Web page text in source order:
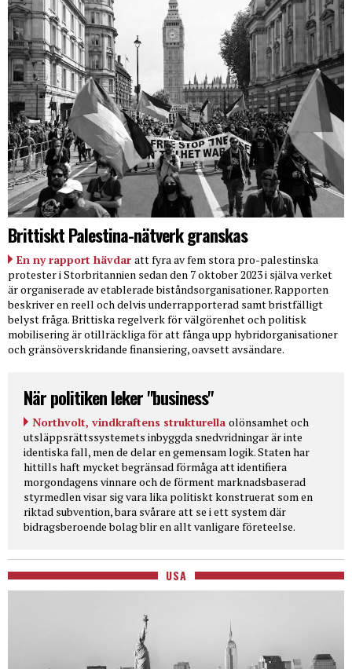
Brittiskt Palestina-nätverk granskas
En ny rapport hävdar att fyra av fem stora pro-palestinska
protester i Storbritannien sedan den 7 oktober 2023 i själva verket
är organiserade av etablerade biståndsorganisationer. Rapporten
beskriver en reell och delvis underrapporterad samt bristfälligt
belyst fråga. Brittiska regelverk för välgörenhet och politisk
mobilisering är otillräckliga för att fånga upp hybridorganisationer
och gränsöverskridande finansiering, oavsett avsändare.
När politiken leker "business"
Northvolt, vindkraftens strukturella olönsamhet och
utsläppsrättssystemets inbyggda snedvridningar är inte
identiska fall, men de delar en gemensam logik. Staten har
hittills haft mycket begränsad förmåga att identifiera
morgondagens vinnare och de förment marknadsbaserad
styrmedlen visar sig vara lika politiskt konstruerat som en
riktad subvention, bara svårare att se i ett system där
bidragsberoende bolag blir en allt vanligare företeelse.
USA